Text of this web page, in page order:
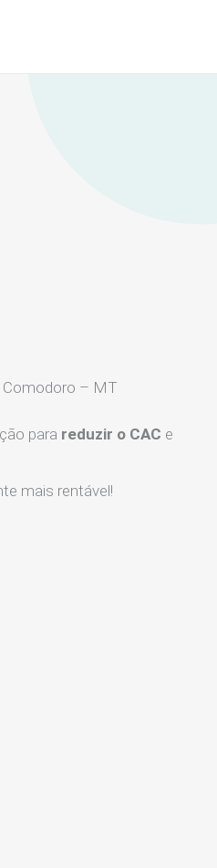
Comodoro – MT
para reduzir o CAC e
mais rentável!